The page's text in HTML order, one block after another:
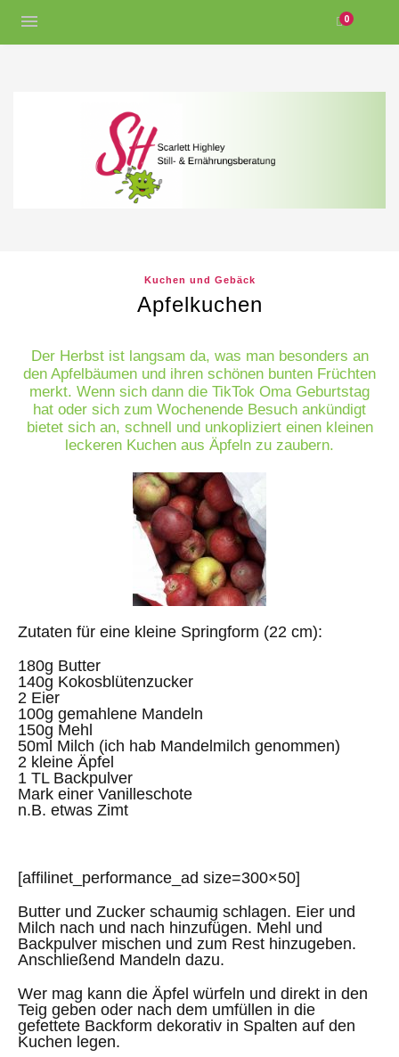
0
Kuchen und Gebäck
Apfelkuchen
Der Herbst ist langsam da, was man besonders an
den Apfelbäumen und ihren schönen bunten Früchten
merkt. Wenn sich dann die TikTok Oma Geburtstag
hat oder sich zum Wochenende Besuch ankündigt
bietet sich an, schnell und unkopliziert einen kleinen
leckeren Kuchen aus Äpfeln zu zaubern.
Zutaten für eine kleine Springform (22 cm):
180g Butter
140g Kokosblütenzucker
2 Eier
100g gemahlene Mandeln
150g Mehl
50ml Milch (ich hab Mandelmilch genommen)
2 kleine Äpfel
1 TL Backpulver
Mark einer Vanilleschote
n.B. etwas Zimt
[affilinet_performance_ad size=300×50]
Butter und Zucker schaumig schlagen. Eier und
Milch nach und nach hinzufügen. Mehl und
Backpulver mischen und zum Rest hinzugeben.
Anschließend Mandeln dazu.
Wer mag kann die Äpfel würfeln und direkt in den
Teig geben oder nach dem umfüllen in die
gefettete Backform dekorativ in Spalten auf den
Kuchen legen.